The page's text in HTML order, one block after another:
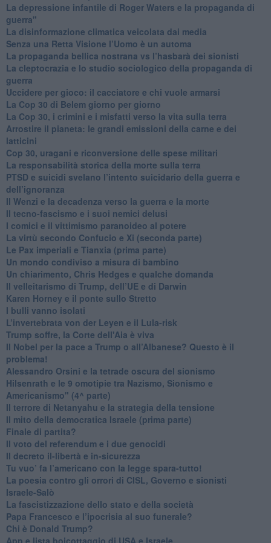
​La depressione infantile di Roger Waters e la propaganda di
guerra"
​La disinformazione climatica veicolata dai media
Senza una Retta Visione l’Uomo è un automa
​La propaganda bellica nostrana vs l’hasbarà dei sionisti
​La cleptocrazia e lo studio sociologico della propaganda di
guerra
​Uccidere per gioco: il cacciatore e chi vuole armarsi
​La Cop 30 di Belem giorno per giorno
La Cop 30, i crimini e i misfatti verso la vita sulla terra
Arrostire il pianeta: le grandi emissioni della carne e dei
latticini
​Cop 30, uragani e riconversione delle spese militari
La responsabilità storica della morte sulla terra
PTSD e suicidi svelano l’intento suicidario della guerra e
dell’ignoranza
Il Wenzi e la decadenza verso la guerra e la morte
​Il tecno-fascismo e i suoi nemici delusi
​I comici e il vittimismo paranoideo al potere
​La virtù secondo Confucio e Xi (seconda parte)
Le Pax imperiali e Tianxia (prima parte)
Un mondo condiviso a misura di bambino
​Un chiarimento, Chris Hedges e qualche domanda
Il velleitarismo di Trump, dell’UE e di Darwin
​Karen Horney e il ponte sullo Stretto
​I bulli vanno isolati
L’invertebrata von der Leyen e il Lula-risk
Trump soffre, la Corte dell'Aia è viva
​Il Nobel per la pace a Trump o all’Albanese? Questo è il
problema!
​Alessandro Orsini e la tetrade oscura del sionismo
​Hilsenrath e le 9 omotipie tra Nazismo, Sionismo e
Americanismo" (4^ parte)
​Il terrore di Netanyahu e la strategia della tensione
Il mito della democratica Israele (prima parte)
​Finale di partita?
​Il voto del referendum e i due genocidi
Il decreto il-libertà e in-sicurezza
Tu vuo’ fa l’americano con la legge spara-tutto!
La poesia contro gli orrori di CISL, Governo e sionisti
Israele-Salò
​La fascistizzazione dello stato e della società
Papa Francesco e l’ipocrisia al suo funerale?
​Chi è Donald Trump?
App e lista boicottaggio di USA e Israele